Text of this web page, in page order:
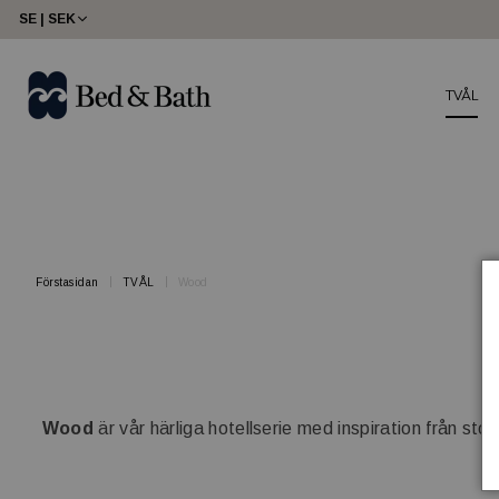
share23
SE | SEK
TVÅL
Förstasidan TVÅL
Wood är vår härliga hotellserie med inspiration från